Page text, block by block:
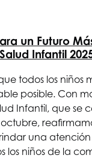
un Futuro
Infantil
todos los niños
posible. Con
Infantil, que se
una
los niños de la